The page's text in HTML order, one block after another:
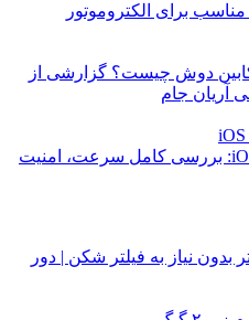
مناسب برای الکتروموتور
کابین دوش چیست؟ گزارشی از
آریان جام
مقایسه اندروید 16 و iOS 26.1: بررسی کامل سرعت، امنیت
نیاز به فیلتر شکن | دور